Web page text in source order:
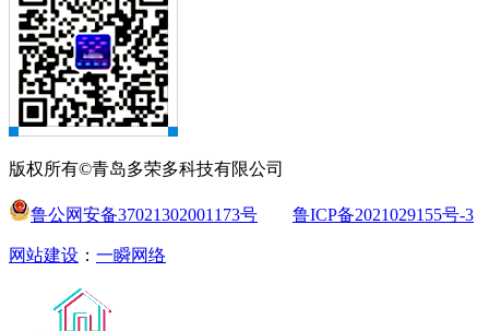
版权所有©青岛多荣多科技有限公司
鲁公网安备37021302001173号 鲁ICP备2021029155号-3
网站建设 ： 一瞬网络